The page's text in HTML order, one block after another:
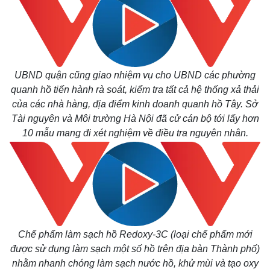
Kinh tế
Bất động sản
Khởi nghiệp
Thị trường
Giá vàng
Tiêu dùng
Tỷ giá
Chứng khoán
Giá cà phê
UBND quận cũng giao nhiệm vụ cho UBND các phường
quanh hồ tiến hành rà soát, kiểm tra tất cả hệ thống xả thải
của các nhà hàng, địa điểm kinh doanh quanh hồ Tây. Sở
Tài nguyên và Môi trường Hà Nội đã cử cán bộ tới lấy hơn
10 mẫu mang đi xét nghiệm về điều tra nguyên nhân.
Chế phẩm làm sạch hồ Redoxy-3C (loại chế phẩm mới
được sử dụng làm sạch một số hồ trên địa bàn Thành phố)
nhằm nhanh chóng làm sạch nước hồ, khử mùi và tạo oxy